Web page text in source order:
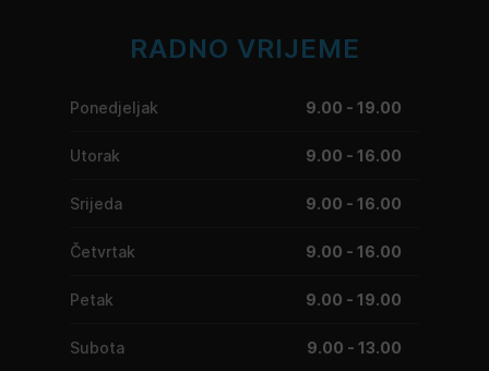
RADNO VRIJEME
Ponedjeljak 9.00 - 19.00
Utorak 9.00 - 16.00
Srijeda 9.00 - 16.00
Četvrtak 9.00 - 16.00
Petak 9.00 - 19.00
Subota 9.00 - 13.00